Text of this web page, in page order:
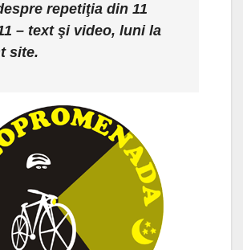
repetiţia din 11
– text şi video, luni la
site.